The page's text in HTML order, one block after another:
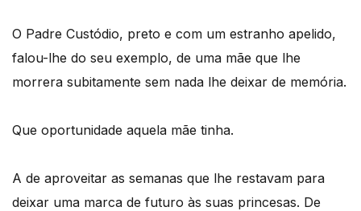
O Padre Custódio, preto e com um estranho apelido,
falou-lhe do seu exemplo, de uma mãe que lhe
morrera subitamente sem nada lhe deixar de memória.
Que oportunidade aquela mãe tinha.
A de aproveitar as semanas que lhe restavam para
deixar uma marca de futuro às suas princesas. De